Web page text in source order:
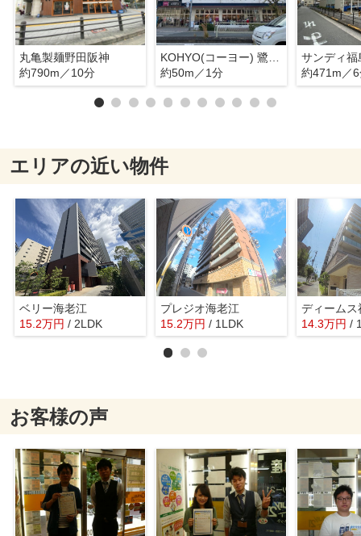
丸亀製麺野田阪神
約790m／10分
約50m／1分
サンディ福
約471m／
エリアの近い物件
ベリー海老江
15.2万円 / 2LDK
プレジオ海老江
15.2万円 / 1LDK
ディームス
14.3万円 /
お客様の声